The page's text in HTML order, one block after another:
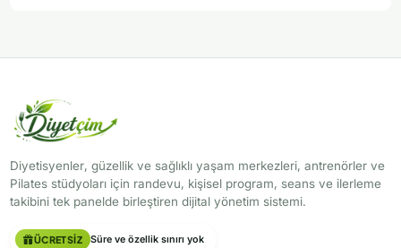
Diyetisyenler, güzellik ve sağlıklı yaşam merkezleri, antrenörler ve
Pilates stüdyoları için randevu, kişisel program, seans ve ilerleme
takibini tek panelde birleştiren dijital yönetim sistemi.
ÜCRETSIZ Süre ve özellik sınırı yok